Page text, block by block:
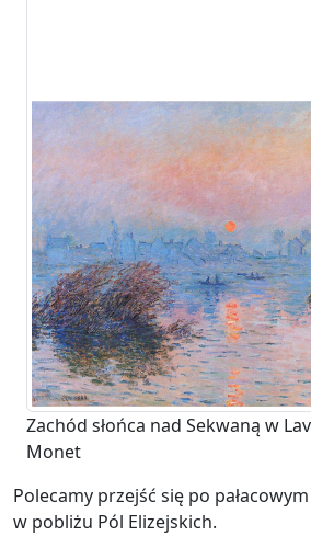
Zachód słońca nad Sekwaną w
Monet
Polecamy przejść się po
w pobliżu Pól Elizejskich.